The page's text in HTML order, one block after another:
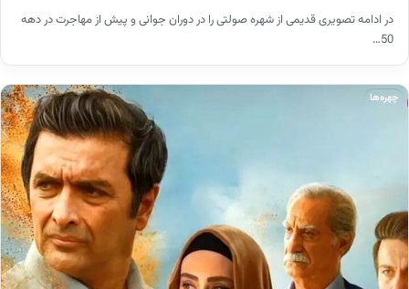
در ادامه تصویری قدیمی از شهره صولتی را در دوران جوانی و پیش از مهاجرت در دهه
50…
چهره‌ها